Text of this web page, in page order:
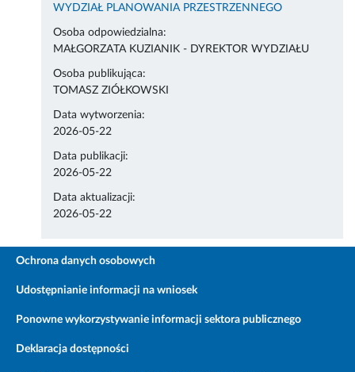
WYDZIAŁ PLANOWANIA PRZESTRZENNEGO
Osoba odpowiedzialna:
MAŁGORZATA KUZIANIK - DYREKTOR WYDZIAŁU
Osoba publikująca:
TOMASZ ZIÓŁKOWSKI
Data wytworzenia:
2026-05-22
Data publikacji:
2026-05-22
Data aktualizacji:
2026-05-22
Ochrona danych osobowych
Udostępnianie informacji na wniosek
Ponowne wykorzystywanie informacji sektora publicznego
Deklaracja dostępności